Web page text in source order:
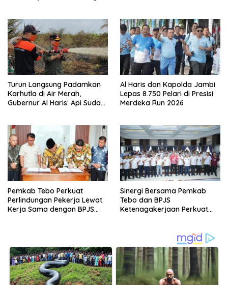
Turun Langsung Padamkan
Karhutla di Air Merah,
Gubernur Al Haris: Api Sudah
Al Haris dan Kapolda Jambi
Lepas 8.750 Pelari di Presisi
Merdeka Run 2026
Pemkab Tebo Perkuat
Perlindungan Pekerja Lewat
Kerja Sama dengan BPJS
Sinergi Bersama Pemkab
Tebo dan BPJS
Ketenagakerjaan Perkuat